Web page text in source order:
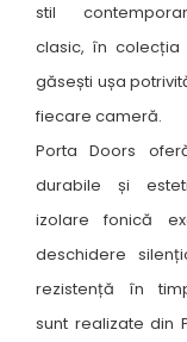
stil
clasic, în colecția
găsești ușa
fiecare cameră. ​
Porta Doors
durabile și
izolare fonică
deschidere
rezistență în
sunt realizate din